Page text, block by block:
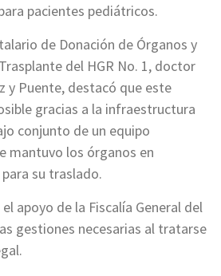
pacientes pediátricos.
de Donación de Órganos y
del HGR No. 1, doctor
y Puente, destacó que este
gracias a la infraestructura
conjunto de un equipo
mantuvo los órganos en
su traslado.
apoyo de la Fiscalía General del
gestiones necesarias al tratarse